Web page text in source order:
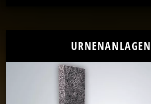
URNENANLAGEN